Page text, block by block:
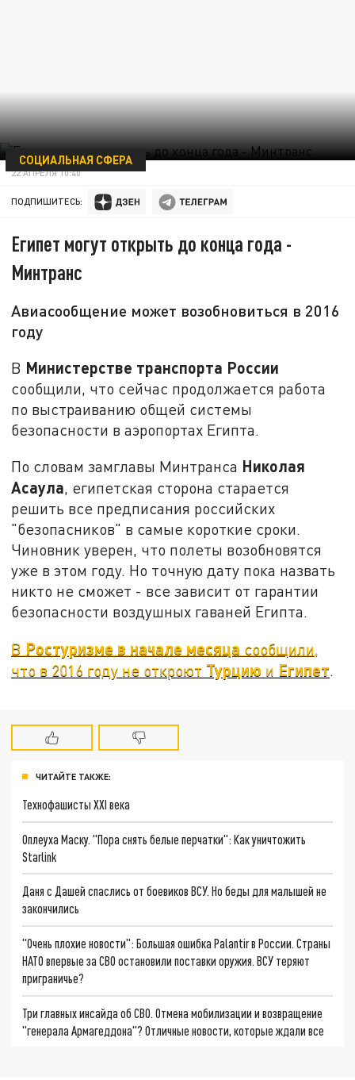
СОЦИАЛЬНАЯ СФЕРА
22 АПРЕЛЯ 10:40
ПОДПИШИТЕСЬ:
Египет могут открыть до конца года -
Минтранс
Авиасообщение может возобновиться в 2016
году
В Министерстве транспорта России
сообщили, что сейчас продолжается работа
по выстраиванию общей системы
безопасности в аэропортах Египта.
По словам замглавы Минтранса Николая
Асаула, египетская сторона старается
решить все предписания российских
"безопасников" в самые короткие сроки.
Чиновник уверен, что полеты возобновятся
уже в этом году. Но точную дату пока назвать
никто не сможет - все зависит от гарантии
безопасности воздушных гаваней Египта.
В Ростуризме в начале месяца сообщили,
что в 2016 году не откроют Турцию и Египет.
ЧИТАЙТЕ ТАКЖЕ:
Технофашисты XXI века
Оплеуха Маску. "Пора снять белые перчатки": Как уничтожить
Starlink
Даня с Дашей спаслись от боевиков ВСУ. Но беды для малышей не
закончились
"Очень плохие новости": Большая ошибка Palantir в России. Страны
НАТО впервые за СВО остановили поставки оружия. ВСУ теряют
приграничье?
Три главных инсайда об СВО. Отмена мобилизации и возвращение
"генерала Армагеддона"? Отличные новости, которые ждали все